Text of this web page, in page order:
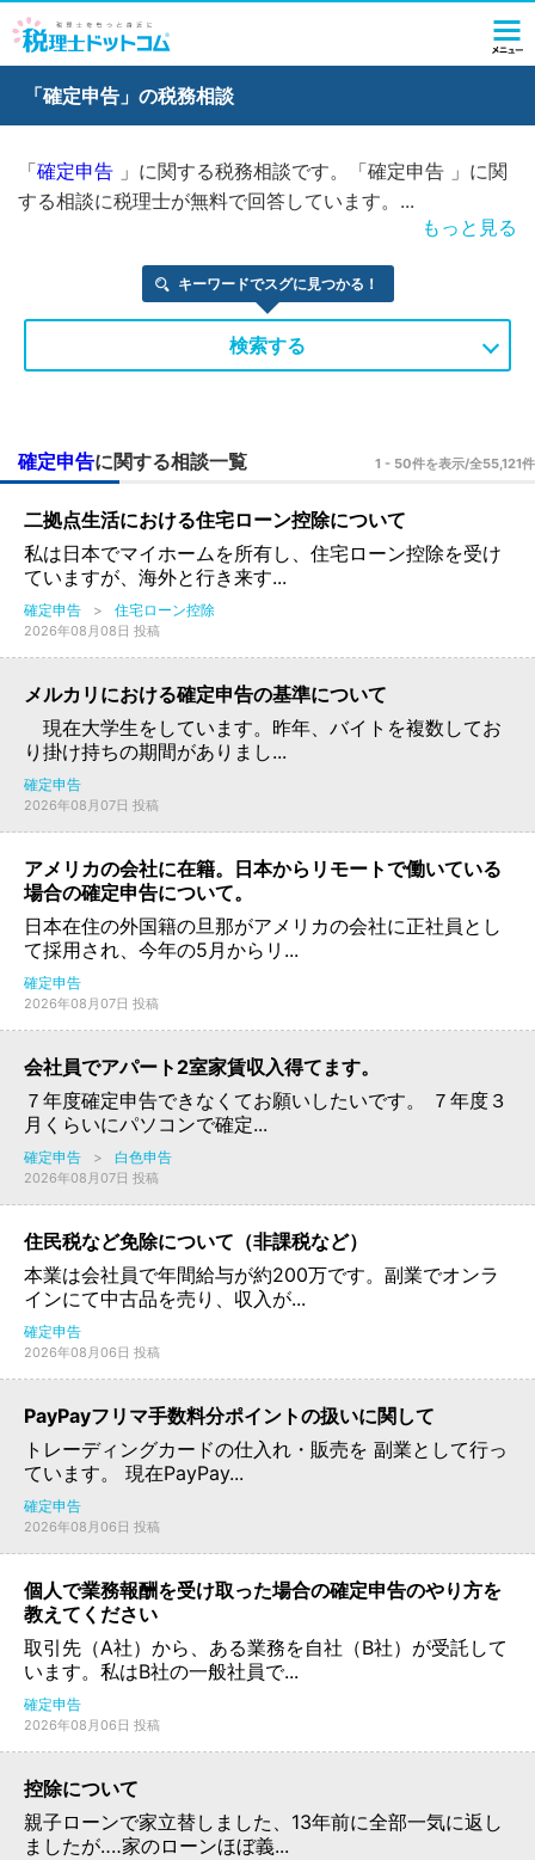
「確定申告 」の税務相談
「確定申告 」に関する税務相談です。「確定申告 」に関
する相談に税理士が無料で回答しています。 ...
もっと見る
キーワードでスグに見つかる！
検索する
確定申告に関する相談一覧 1 - 50件を表示/全55,121件
二拠点生活における住宅ローン控除について
私は日本でマイホームを所有し、住宅ローン控除を受け
ていますが、海外と行き来す...
確定申告 > 住宅ローン控除
2026年08月08日 投稿
メルカリにおける確定申告の基準について
現在大学生をしています。昨年、バイトを複数してお
り掛け持ちの期間がありまし...
確定申告
2026年08月07日 投稿
アメリカの会社に在籍。日本からリモートで働いている
場合の確定申告について。
日本在住の外国籍の旦那がアメリカの会社に正社員とし
て採用され、今年の5月からリ...
確定申告
2026年08月07日 投稿
会社員でアパート2室家賃収入得てます。
７年度確定申告できなくてお願いしたいです。 ７年度３
月くらいにパソコンで確定...
確定申告 > 白色申告
2026年08月07日 投稿
住民税など免除について（非課税など）
本業は会社員で年間給与が約200万です。副業でオンラ
インにて中古品を売り、収入が...
確定申告
2026年08月06日 投稿
PayPayフリマ手数料分ポイントの扱いに関して
トレーディングカードの仕入れ・販売を 副業として行っ
ています。 現在PayPay...
確定申告
2026年08月06日 投稿
個人で業務報酬を受け取った場合の確定申告のやり方を
教えてください
取引先（A社）から、ある業務を自社（B社）が受託して
います。私はB社の一般社員で...
確定申告
2026年08月06日 投稿
控除について
親子ローンで家立替しました、13年前に全部一気に返し
ましたが‥‥家のローンほぼ義...